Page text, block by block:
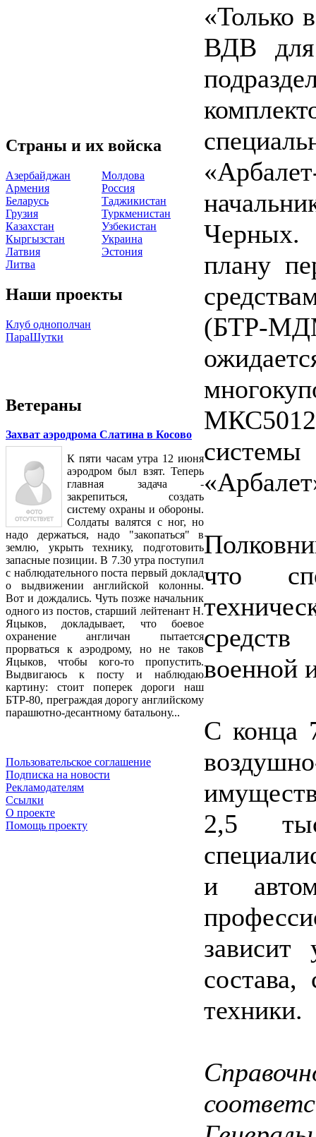
Страны и их войска
Азербайджан
Армения
Беларусь
Грузия
Казахстан
Кыргызстан
Латвия
Литва
Молдова
Россия
Таджикистан
Туркменистан
Узбекистан
Украина
Эстония
Наши проекты
Клуб однополчан
ПараШутки
Ветераны
Захват аэродрома Слатина в Косово
К пяти часам утра 12 июня
аэродром был взят. Теперь
главная задача -
закрепиться, создать
систему охраны и обороны.
Солдаты валятся с ног, но
надо держаться, надо "закопаться" в
землю, укрыть технику, подготовить
запасные позиции. В 7.30 утра поступил
с наблюдательного поста первый доклад
о выдвижении английской колонны.
Вот и дождались. Чуть позже начальник
одного из постов, старший лейтенант Н.
Яцыков, докладывает, что боевое
охранение англичан пытается
прорваться к аэродрому, но не таков
Яцыков, чтобы кого-то пропустить.
Выдвигаюсь к посту и наблюдаю
картину: стоит поперек дороги наш
БТР-80, преграждая дорогу английскому
парашютно-десантному батальону...
Пользовательское соглашение
Подписка на новости
Рекламодателям
Ссылки
О проекте
Помощь проекту
«Только
ВДВ для
плану
(БТР-
что
средств
военной
С конца
2,5
и
зависит
техники.